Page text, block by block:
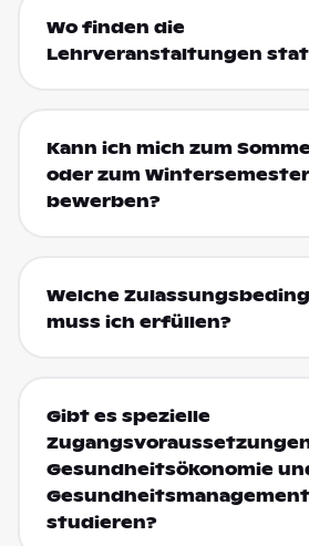
Wo finden die
Lehrveranstaltungen
Kann ich mich zum
oder zum Wintersemester
bewerben?
Welche
muss ich erfüllen?
Gibt es spezielle
Gesundheitsökonomie
studieren?